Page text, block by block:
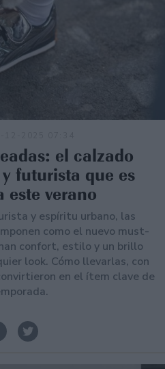
el calzado
futurista que es
este verano
y espíritu urbano, las
como el nuevo must-
confort, estilo y un brillo
look. Cómo llevarlas, con
en el ítem clave de